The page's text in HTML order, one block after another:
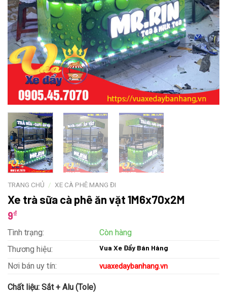
TRANG CHỦ / XE CÀ PHÊ MANG ĐI
Xe trà sữa cà phê ăn vặt 1M6x70x2M
9₫
Tình trạng:
Còn hàng
Thương hiệu:
Vua Xe Đẩy Bán Hàng
Nơi bán uy tín: vuaxedaybanhang.vn
Chất liệu: Sắt + Alu (Tole)